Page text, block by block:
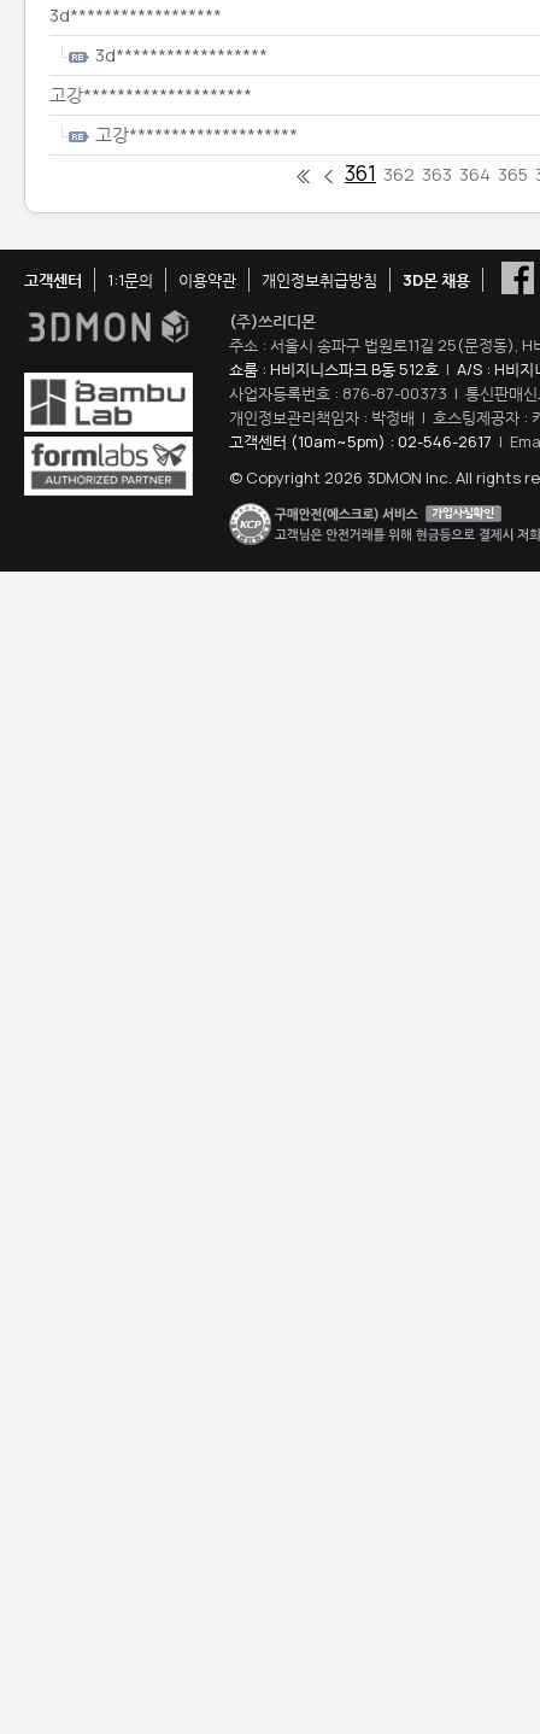
3d******************
3d******************
고강********************
고강********************
361 362 363 364 365
고객센터 1:1문의 이용약관 개인정보취급방침
3D몬 채용
(주)쓰리디몬
주소 : 서울시 송파구 법원로11길 25(문정동),
쇼룸 : H비지니스파크 B동 512호 | A/S : H비지
사업자등록번호 : 876-87-00373 | 통신판매
개인정보관리책임자 : 박정배 | 호스팅제공자 :
고객센터 (10am~5pm) : 02-546-2617 |
© Copyright 2026 3DMON Inc. All rights